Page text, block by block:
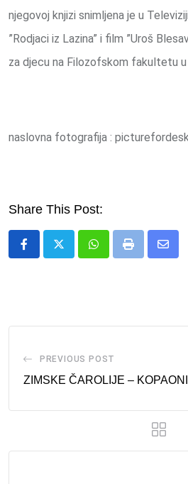
njegovoj knjizi snimljena je u
”Rodjaci iz Lazina” i film ”Uroš
za djecu na Filozofskom fakultetu u
naslovna fotografija :
Share This Post:
Whatsapp
Print
Share
PREVIOUS POST
ZIMSKE ČAROLIJE –